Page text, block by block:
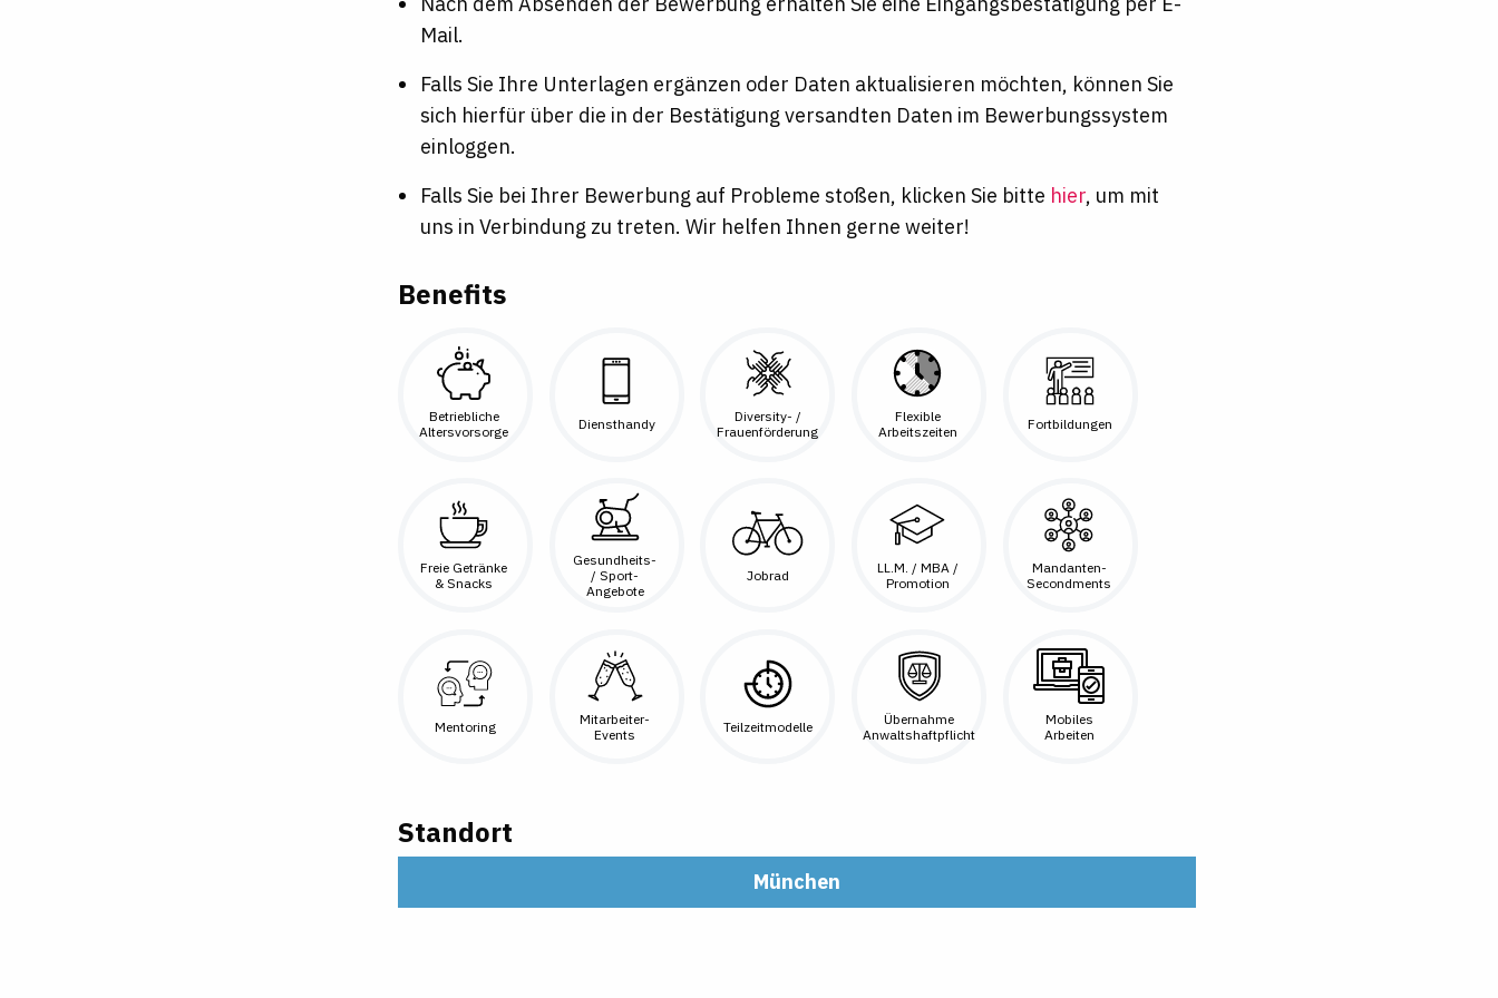
Mail.
Falls Sie Ihre Unterlagen ergänzen oder Daten aktualisieren möchten, können Sie
sich hierfür über die in der Bestätigung versandten Daten im Bewerbungssystem
einloggen.
Falls Sie bei Ihrer Bewerbung auf Probleme stoßen, klicken Sie bitte hier, um mit
uns in Verbindung zu treten. Wir helfen Ihnen gerne weiter!
Benefits
Betriebliche
Altersvorsorge
Diensthandy
Diversity- /
Frauenförderung
Flexible
Arbeitszeiten
Fortbildungen
Freie Getränke
& Snacks
Gesundheits-
/ Sport-
Angebote
Jobrad
LL.M. / MBA /
Promotion
Mandanten-
Secondments
Mentoring
Mitarbeiter-
Events
Teilzeitmodelle
Übernahme
Anwaltshaftpflicht
Mobiles
Arbeiten
Standort
München